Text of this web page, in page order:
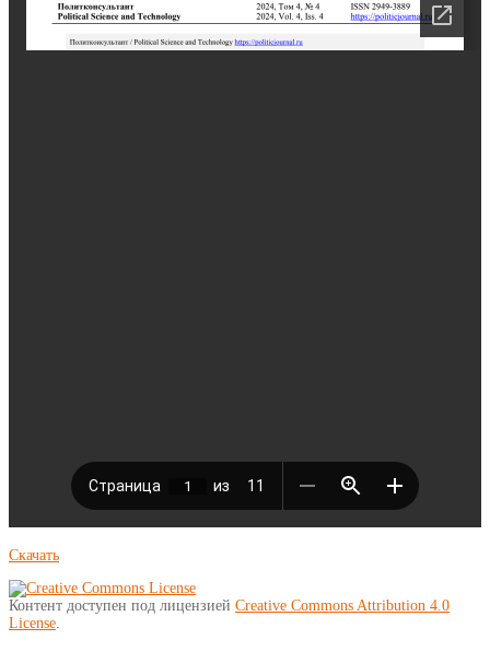
Скачать
Контент доступен под лицензией Creative Commons Attribution 4.0
License